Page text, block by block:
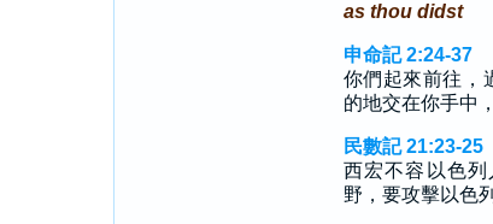
as thou didst
申命記 2:24-37
你們起來前往，
的地交在你手中
民數記 21:23-25
西宏不容以色
野，要攻擊以色